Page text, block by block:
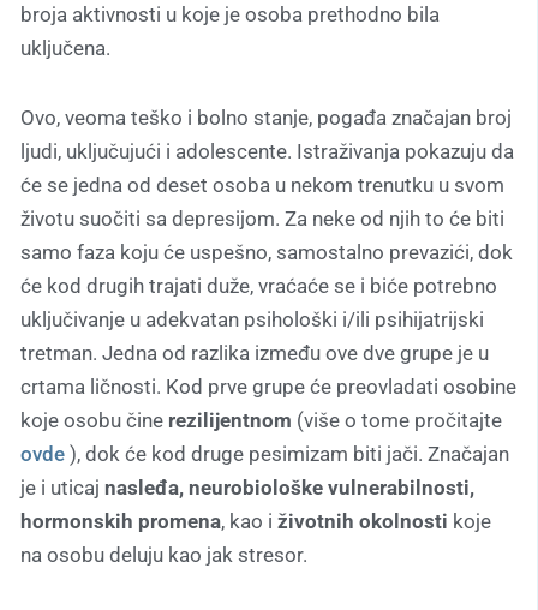
broja aktivnosti u koje je osoba prethodno bila
uključena.
Ovo, veoma teško i bolno stanje, pogađa značajan broj
ljudi, uključujući i adolescente. Istraživanja pokazuju da
će se jedna od deset osoba u nekom trenutku u svom
životu suočiti sa depresijom. Za neke od njih to će biti
samo faza koju će uspešno, samostalno prevazići, dok
će kod drugih trajati duže, vraćaće se i biće potrebno
uključivanje u adekvatan psihološki i/ili psihijatrijski
tretman. Jedna od razlika između ove dve grupe je u
crtama ličnosti. Kod prve grupe će preovladati osobine
koje osobu čine rezilijentnom (više o tome pročitajte
ovde ), dok će kod druge pesimizam biti jači. Značajan
je i uticaj nasleđa, neurobiološke vulnerabilnosti,
hormonskih promena, kao i životnih okolnosti koje
na osobu deluju kao jak stresor.